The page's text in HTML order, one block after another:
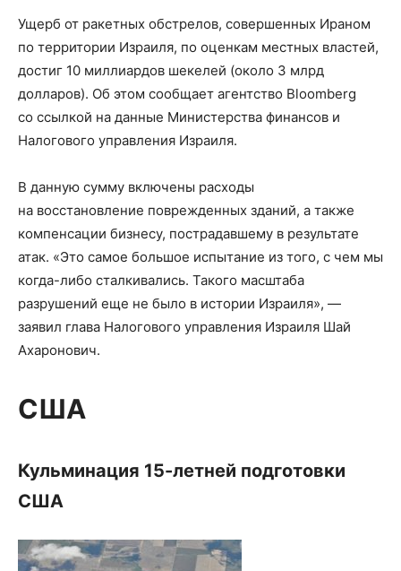
Ущерб от ракетных обстрелов, совершенных Ираном
по территории Израиля, по оценкам местных властей,
достиг 10 миллиардов шекелей (около 3 млрд
долларов). Об этом сообщает агентство Bloomberg
со ссылкой на данные Министерства финансов и
Налогового управления Израиля.
В данную сумму включены расходы
на восстановление поврежденных зданий, а также
компенсации бизнесу, пострадавшему в результате
атак. «Это самое большое испытание из того, с чем мы
когда-либо сталкивались. Такого масштаба
разрушений еще не было в истории Израиля», —
заявил глава Налогового управления Израиля Шай
Ахаронович.
США
Кульминация 15-летней подготовки
США